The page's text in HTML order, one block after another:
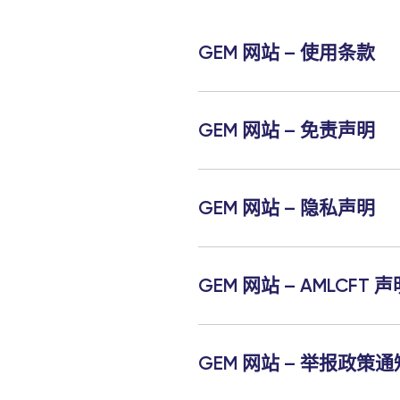
GEM 网站 – 使用条款
GEM 网站 – 免责声明
GEM 网站 – 隐私声明
GEM 网站 – AMLCFT 声
GEM 网站 – 举报政策通